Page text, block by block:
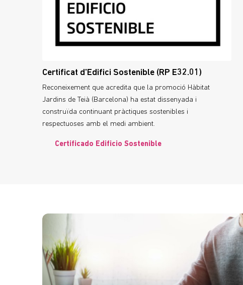
Certificat d'Edifici Sostenible (RP E32.01)
Reconeixement que acredita que la promoció Hàbitat
Jardins de Teià (Barcelona) ha estat dissenyada i
construïda continuant pràctiques sostenibles i
respectuoses amb el medi ambient.
Certificado Edificio Sostenible